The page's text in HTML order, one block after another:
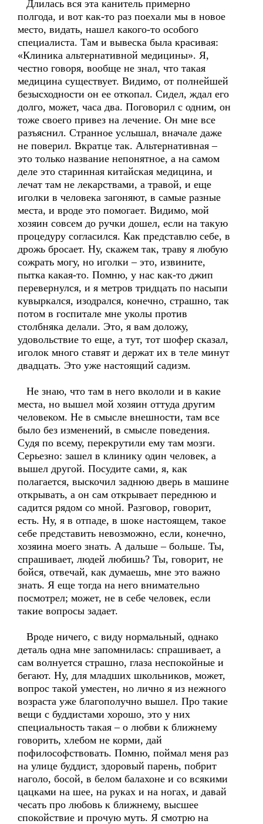
Длилась вся эта канитель примерно
полгода, и вот как-то раз поехали мы в новое
место, видать, нашел какого-то особого
специалиста. Там и вывеска была красивая:
«Клиника альтернативной медицины». Я,
честно говоря, вообще не знал, что такая
медицина существует. Видимо, от полнейшей
безысходности он ее откопал. Сидел, ждал его
долго, может, часа два. Поговорил с одним, он
тоже своего привез на лечение. Он мне все
разъяснил. Странное услышал, вначале даже
не поверил. Вкратце так. Альтернативная –
это только название непонятное, а на самом
деле это старинная китайская медицина, и
лечат там не лекарствами, а травой, и еще
иголки в человека загоняют, в самые разные
места, и вроде это помогает. Видимо, мой
хозяин совсем до ручки дошел, если на такую
процедуру согласился. Как представлю себе, в
дрожь бросает. Ну, скажем так, траву я любую
сожрать могу, но иголки – это, извините,
пытка какая-то. Помню, у нас как-то джип
перевернулся, и я метров тридцать по насыпи
кувыркался, изодрался, конечно, страшно, так
потом в госпитале мне уколы против
столбняка делали. Это, я вам доложу,
удовольствие то еще, а тут, тот шофер сказал,
иголок много ставят и держат их в теле минут
двадцать. Это уже настоящий садизм.
Не знаю, что там в него вкололи и в какие
места, но вышел мой хозяин оттуда другим
человеком. Не в смысле внешности, там все
было без изменений, в смысле поведения.
Судя по всему, перекрутили ему там мозги.
Серьезно: зашел в клинику один человек, а
вышел другой. Посудите сами, я, как
полагается, выскочил заднюю дверь в машине
открывать, а он сам открывает переднюю и
садится рядом со мной. Разговор, говорит,
есть. Ну, я в отпаде, в шоке настоящем, такое
себе представить невозможно, если, конечно,
хозяина моего знать. А дальше – больше. Ты,
спрашивает, людей любишь? Ты, говорит, не
бойся, отвечай, как думаешь, мне это важно
знать. Я еще тогда на него внимательно
посмотрел; может, не в себе человек, если
такие вопросы задает.
Вроде ничего, с виду нормальный, однако
деталь одна мне запомнилась: спрашивает, а
сам волнуется страшно, глаза неспокойные и
бегают. Ну, для младших школьников, может,
вопрос такой уместен, но лично я из нежного
возраста уже благополучно вышел. Про такие
вещи с буддистами хорошо, это у них
специальность такая – о любви к ближнему
говорить, хлебом не корми, дай
пофилософствовать. Помню, поймал меня раз
на улице буддист, здоровый парень, побрит
наголо, босой, в белом балахоне и со всякими
цацками на шее, на руках и на ногах, и давай
чесать про любовь к ближнему, высшее
спокойствие и прочую муть. Я смотрю на